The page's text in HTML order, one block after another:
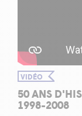
VIDÉO
50 ANS
1998-2008